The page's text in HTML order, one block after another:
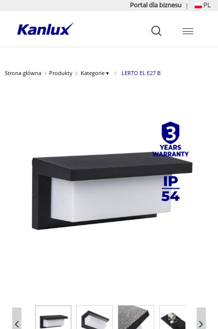
Portal dla biznesu | PL
główna
Strona główna Produkty Kategorie ▾ LERTO EL E27 B